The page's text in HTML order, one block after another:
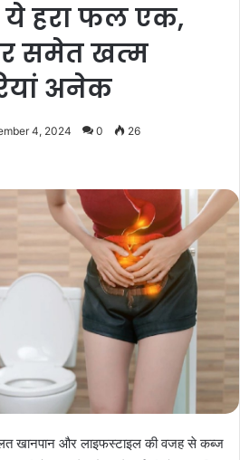
हरा फल एक,
समेत खत्‍म
अनेक
4, 2024 0 26
और लाइफस्‍टाइल की वजह से कब्ज